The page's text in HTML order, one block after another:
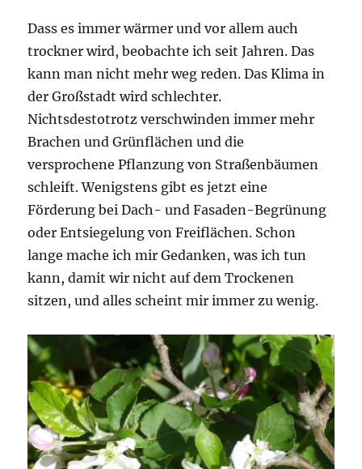
Dass es immer wärmer und vor allem auch
trockner wird, beobachte ich seit Jahren. Das
kann man nicht mehr weg reden. Das Klima in
der Großstadt wird schlechter.
Nichtsdestotrotz verschwinden immer mehr
Brachen und Grünflächen und die
versprochene Pflanzung von Straßenbäumen
schleift. Wenigstens gibt es jetzt eine
Förderung bei Dach- und Fasaden-Begrünung
oder Entsiegelung von Freiflächen. Schon
lange mache ich mir Gedanken, was ich tun
kann, damit wir nicht auf dem Trockenen
sitzen, und alles scheint mir immer zu wenig.